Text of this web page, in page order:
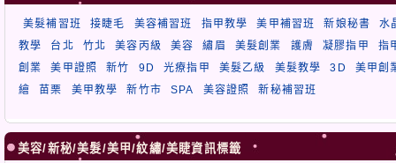
美髮補習班 接睫毛 美容補習班 指甲教學 美甲補習班 新娘秘書
水
教學
台北 竹北 美容丙級 美容 繡眉 美髮創業 護膚 凝膠指甲
指
創業
美甲證照 新竹 9D 光療指甲 美髮乙級 美髮教學 3D
美甲創
繪
苗栗 美甲教學 新竹市 SPA 美容證照 新秘補習班
美容/新秘/美髮/美甲/紋繡/美睫資訊標籤